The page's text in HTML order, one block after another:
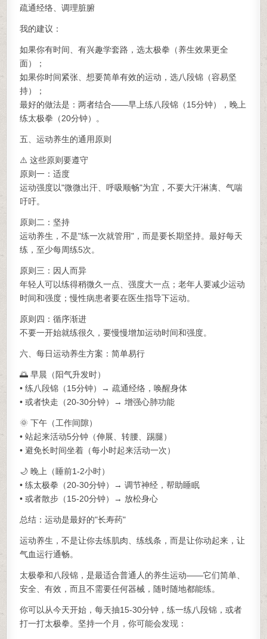
疏通经络、调理脏腑
我的建议：
如果你有时间、有兴趣学套路，选太极拳（养生效果更全
面）；
如果你时间紧张、想要简单有效的运动，选八段锦（容易坚
持）；
最好的做法是：两者结合——早上练八段锦（15分钟），晚上
练太极拳（20分钟）。
五、运动养生的通用原则
⚠️ 这些原则要遵守
原则一：适度
运动强度以"微微出汗、呼吸顺畅"为宜，不要大汗淋漓、气喘
吁吁。
原则二：坚持
运动养生，不是"练一次就管用"，而是要长期坚持。最好每天
练，至少每周练5次。
原则三：因人而异
年轻人可以练得稍微久一点、强度大一点；老年人要减少运动
时间和强度；慢性病患者要在医生指导下运动。
原则四：循序渐进
不要一开始就练很久，要慢慢增加运动时间和强度。
六、每日运动养生方案：简单易行
🌅 早晨（阳气升发时）
• 练八段锦（15分钟）→ 疏通经络，唤醒身体
• 或者快走（20-30分钟）→ 增强心肺功能
🌞 下午（工作间隙）
• 站起来活动5分钟（伸展、转腰、踢腿）
• 避免长时间坐着（每小时起来活动一次）
🌙 晚上（睡前1-2小时）
• 练太极拳（20-30分钟）→ 调节神经，帮助睡眠
• 或者散步（15-20分钟）→ 放松身心
总结：运动是最好的"长寿药"
运动养生，不是让你去练肌肉、练线条，而是让你动起来，让
气血运行通畅。
太极拳和八段锦，是最适合普通人的养生运动——它们简单、
安全、有效，而且不需要任何器械，随时随地都能练。
你可以从今天开始，每天抽15-30分钟，练一练八段锦，或者
打一打太极拳。坚持一个月，你可能会发现：